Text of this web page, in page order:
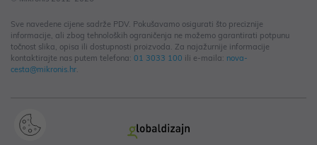
Sve navedene cijene sadrže PDV. Pokušavamo osigurati što preciznije
informacije, ali zbog tehnoloških ograničenja ne možemo garantirati potpunu
točnost slika, opisa ili dostupnosti proizvoda. Za najažurnije informacije
kontaktirajte nas putem telefona: 01 3033 100 ili e-maila: nova-
cesta@mikronis.hr.